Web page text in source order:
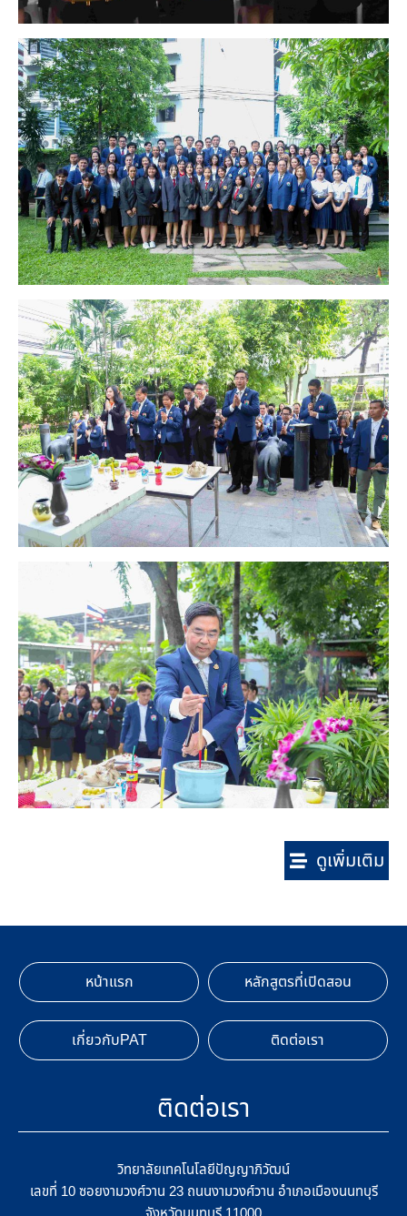
ดูเพิ่มเติม
หน้าแรก หลักสูตรที่เปิดสอน
เกี่ยวกับPAT ติดต่อเรา
ติดต่อเรา
วิทยาลัยเทคโนโลยีปัญญาภิวัฒน์
เลขที่ 10 ซอยงามวงศ์วาน 23 ถนนงามวงศ์วาน อำเภอเมืองนนทบุรี